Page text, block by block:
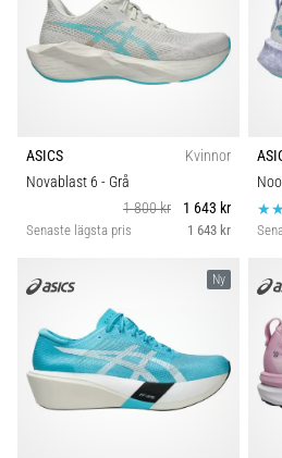
ASICS
Kvinnor
Novablast 6 - Grå
1 800 kr
1 643 kr
Senaste lägsta pris 1 643 kr
Ny